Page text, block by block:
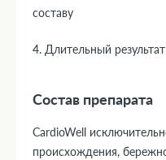
составу
4. Длительный
Состав препарата
CardioWell
происхождения,